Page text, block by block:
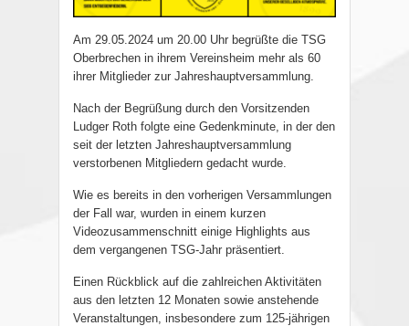
Am 29.05.2024 um 20.00 Uhr begrüßte die TSG
Oberbrechen in ihrem Vereinsheim mehr als 60
ihrer Mitglieder zur Jahreshauptversammlung.
Nach der Begrüßung durch den Vorsitzenden
Ludger Roth folgte eine Gedenkminute, in der den
seit der letzten Jahreshauptversammlung
verstorbenen Mitgliedern gedacht wurde.
Wie es bereits in den vorherigen Versammlungen
der Fall war, wurden in einem kurzen
Videozusammenschnitt einige Highlights aus
dem vergangenen TSG-Jahr präsentiert.
Einen Rückblick auf die zahlreichen Aktivitäten
aus den letzten 12 Monaten sowie anstehende
Veranstaltungen, insbesondere zum 125-jährigen